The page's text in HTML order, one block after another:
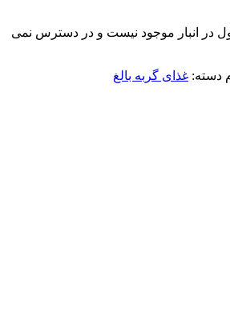
در انبار موجود نیست و در دسترس نمی
دسته: غذای گربه بالغ